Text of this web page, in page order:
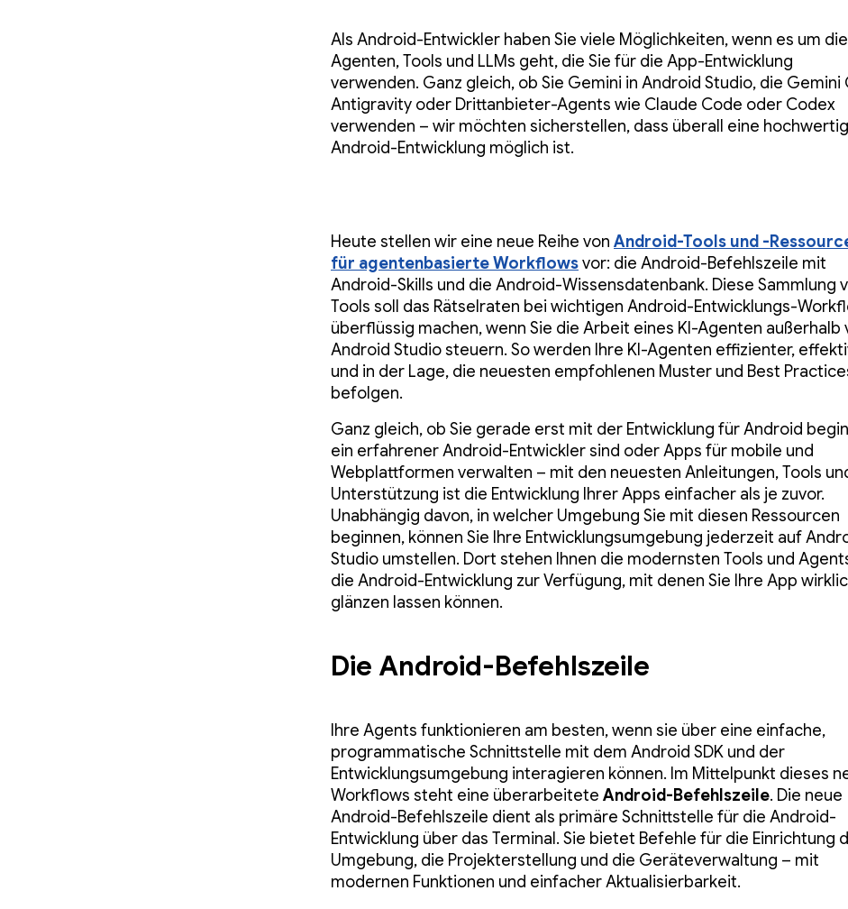
Als Android-Entwickler haben Sie viele Möglichkeiten, wenn es um die
Agenten, Tools und LLMs geht, die Sie für die App-Entwicklung
verwenden. Ganz gleich, ob Sie Gemini in Android Studio, die Gemini
Antigravity oder Drittanbieter-Agents wie Claude Code oder Codex
verwenden – wir möchten sicherstellen, dass überall eine
Android-Entwicklung möglich ist.
Heute stellen wir eine neue Reihe von Android-Tools und -
für agentenbasierte Workflowsvor: die Android-Befehlszeile mit
Android-Skills und die Android-Wissensdatenbank. Diese Sammlung
Tools soll das Rätselraten bei wichtigen Android-Entwicklungs-
überflüssig machen, wenn Sie die Arbeit eines KI-Agenten außerhalb
Android Studio steuern. So werden Ihre KI-Agenten effizienter,
und in der Lage, die neuesten empfohlenen Muster und Best
befolgen.
Ganz gleich, ob Sie gerade erst mit der Entwicklung für Android
ein erfahrener Android-Entwickler sind oder Apps für mobile und
Webplattformen verwalten – mit den neuesten Anleitungen, Tools
Unterstützung ist die Entwicklung Ihrer Apps einfacher als je zuvor.
Unabhängig davon, in welcher Umgebung Sie mit diesen Ressourcen
beginnen, können Sie Ihre Entwicklungsumgebung jederzeit auf
Studio umstellen. Dort stehen Ihnen die modernsten Tools und
die Android-Entwicklung zur Verfügung, mit denen Sie Ihre App
glänzen lassen können.
Die Android-Befehlszeile
Ihre Agents funktionieren am besten, wenn sie über eine einfache,
programmatische Schnittstelle mit dem Android SDK und der
Entwicklungsumgebung interagieren können. Im Mittelpunkt dieses
Workflows steht eine überarbeitete Android-Befehlszeile. Die neue
Android-Befehlszeile dient als primäre Schnittstelle für die Android-
Entwicklung über das Terminal. Sie bietet Befehle für die Einrichtung
Umgebung, die Projekterstellung und die Geräteverwaltung – mit
modernen Funktionen und einfacher Aktualisierbarkeit.